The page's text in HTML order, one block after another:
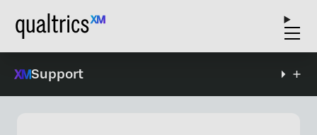
Support